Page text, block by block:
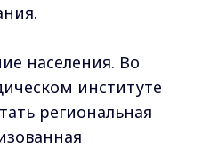
населения. Во
институте
региональная